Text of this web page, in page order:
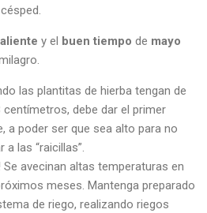
y el buen tiempo de mayo
las plantitas de hierba tengan de
centímetros, debe dar el primer
a poder ser que sea alto para no
a las “raicillas”.
Se avecinan altas temperaturas en
meses. Mantenga preparado
de riego, realizando riegos